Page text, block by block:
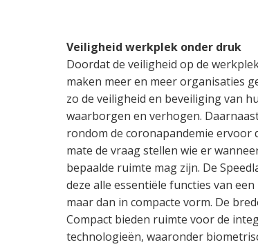
Veiligheid werkplek onder druk
Doordat de veiligheid op de
maken meer en meer organisaties
zo de veiligheid en beveiliging van
waarborgen en verhogen.
rondom de coronapandemie ervoor
mate de vraag stellen wie er
bepaalde ruimte mag zijn. De
deze alle essentiële functies van
maar dan in compacte vorm. De
Compact bieden ruimte voor de
technologieën, waaronder